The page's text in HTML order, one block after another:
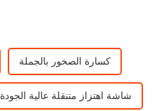
كسارة الصخور بالجملة
شاشة اهتزاز متنقلة عالية الجودة